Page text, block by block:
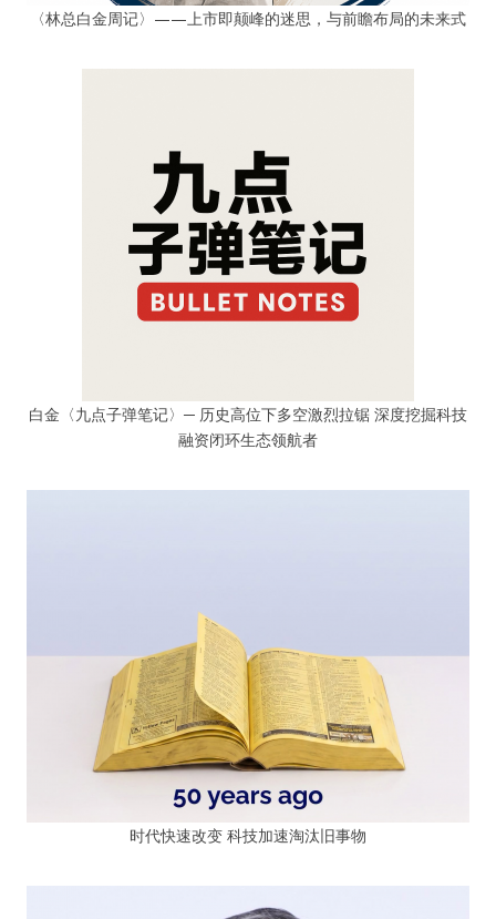
〈林总白金周记〉——上市即颠峰的迷思，与前瞻布局的未来式
白金〈九点子弹笔记〉─ 历史高位下多空激烈拉锯 深度挖掘科技
融资闭环生态领航者
时代快速改变 科技加速淘汰旧事物